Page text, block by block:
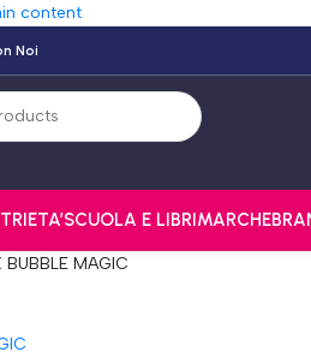
content
Noi
ETA’SCUOLA E LIBRIMARCHE
BUBBLE MAGIC